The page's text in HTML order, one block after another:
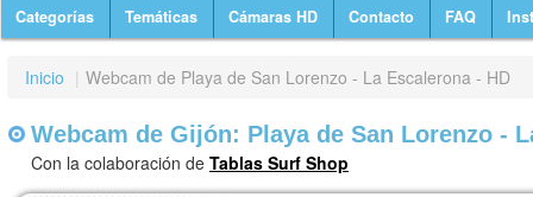
Categorías Temáticas Cámaras HD Contacto FAQ
Inicio | Webcam de Playa de San Lorenzo - La Escalerona - HD
Webcam de Gijón: Playa de San Lorenzo -
Con la colaboración de Tablas Surf Shop